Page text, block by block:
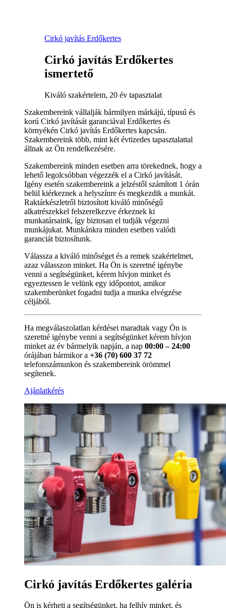
Cirkó javítás Erdőkertes
Cirkó javítás Erdőkertes
ismertető
Kiváló szakértelem, 20 év tapasztalat
Szakembereink vállalják bármilyen márkájú, típusú és
korú Cirkó javítását garanciával Erdőkertes és
környékén Cirkó javítás Erdőkertes kapcsán.
Szakembereink több, mint két évtizedes tapasztalattal
állnak az Ön rendelkezésére.
Szakembereink minden esetben arra törekednek, hogy a
lehető legolcsóbban végezzék el a Cirkó javítását.
Igény esetén szakembereink a jelzéstől számított 1 órán
belül kiérkeznek a helyszínre és megkezdik a munkát.
Raktárkészletről biztosított kiváló minőségű
alkatrészekkel felszerelkezve érkeznek ki
munkatársaink, így biztosan el tudják végezni
munkájukat. Munkánkra minden esetben valódi
garanciát biztosítunk.
Válassza a kiváló minőséget és a remek szakértelmet,
azaz válasszon minket. Ha Ön is szeretné igénybe
venni a segítségünket, kérem hívjon minket és
egyeztessen le velünk egy időpontot, amikor
szakemberünket fogadni tudja a munka elvégzése
céljából.
Ha megválaszolatlan kérdései maradtak vagy Ön is
szeretné igénybe venni a segítségünket kérem hívjon
minket az év bármelyik napján, a nap 00:00 – 24:00
órájában bármikor a +36 (70) 600 37 72
telefonszámunkon és szakembereink örömmel
segítenek.
Ajánlatkérés
Cirkó javítás Erdőkertes galéria
Ön is kérheti a segítségünket, ha felhív minket, és